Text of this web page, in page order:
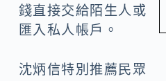
錢直接交給陌生人或
匯入私人帳戶。
沈炳信特別推薦民眾